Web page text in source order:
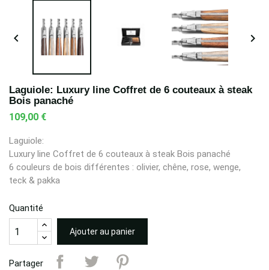
 
Laguiole: Luxury line Coffret de 6 couteaux à steak
Bois panaché
109,00 €
Laguiole:
Luxury line Coffret de 6 couteaux à steak Bois panaché
6 couleurs de bois différentes : olivier, chêne, rose, wenge,
teck & pakka
Quantité
Ajouter au panier
Partager